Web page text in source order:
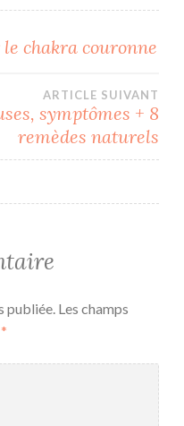
chakra couronne
ARTICLE SUIVANT
symptômes + 8
remèdes naturels
publiée. Les champs
*